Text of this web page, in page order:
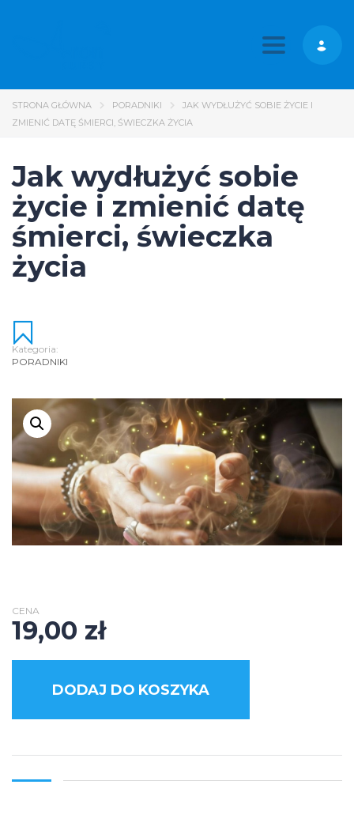
Toggle
STRONA GŁÓWNA PORADNIKI
JAK WYDŁUŻYĆ SOBIE ŻYCIE I
ZMIENIĆ DATĘ ŚMIERCI, ŚWIECZKA ŻYCIA
Jak wydłużyć sobie
życie i zmienić datę
śmierci, świeczka
życia
Kategoria:
PORADNIKI
CENA
19,00 zł
DODAJ DO KOSZYKA